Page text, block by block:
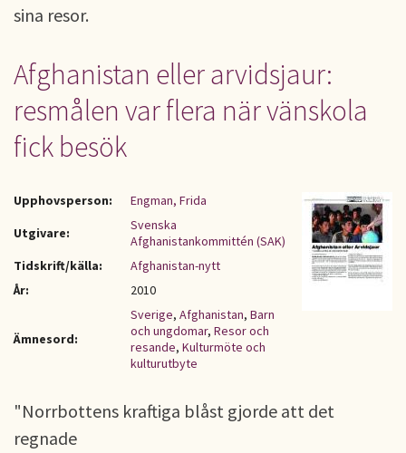
sina resor.
Afghanistan eller arvidsjaur:
resmålen var flera när vänskola
fick besök
Upphovsperson:
Engman, Frida
Utgivare:
Svenska
Afghanistankommittén (SAK)
Tidskrift/källa:
Afghanistan-nytt
År:
2010
Ämnesord:
Sverige, Afghanistan, Barn
och ungdomar, Resor och
resande, Kulturmöte och
kulturutbyte
"Norrbottens kraftiga blåst gjorde att det
regnade